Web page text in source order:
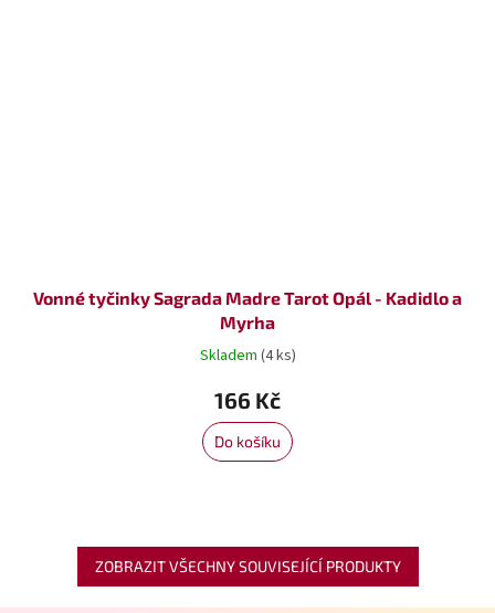
Vonné tyčinky Sagrada Madre Tarot Opál - Kadidlo a
Myrha
Skladem (4 ks)
166 Kč
Do košíku
ZOBRAZIT VŠECHNY SOUVISEJÍCÍ PRODUKTY